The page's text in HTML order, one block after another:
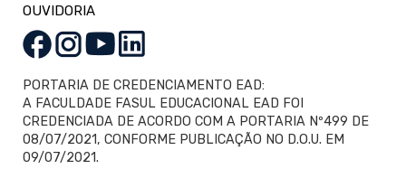
OUVIDORIA
PORTARIA DE CREDENCIAMENTO EAD:
A FACULDADE FASUL EDUCACIONAL EAD FOI
CREDENCIADA DE ACORDO COM A PORTARIA Nº499 DE
08/07/2021, CONFORME PUBLICAÇÃO NO D.O.U. EM
09/07/2021.